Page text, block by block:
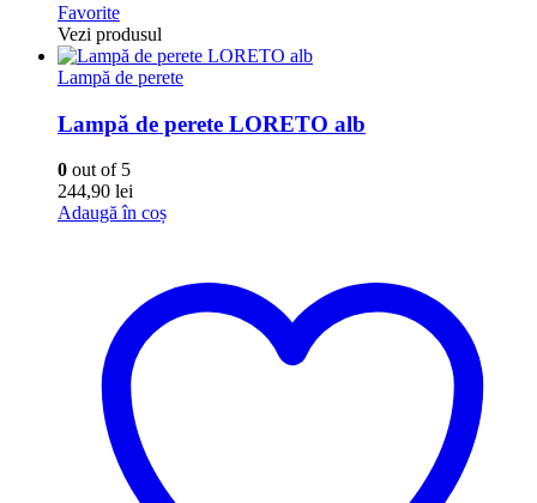
Favorite
Vezi produsul
Lampă de perete
Lampă de perete LORETO alb
0 out of 5
244,90 lei
Adaugă în coș